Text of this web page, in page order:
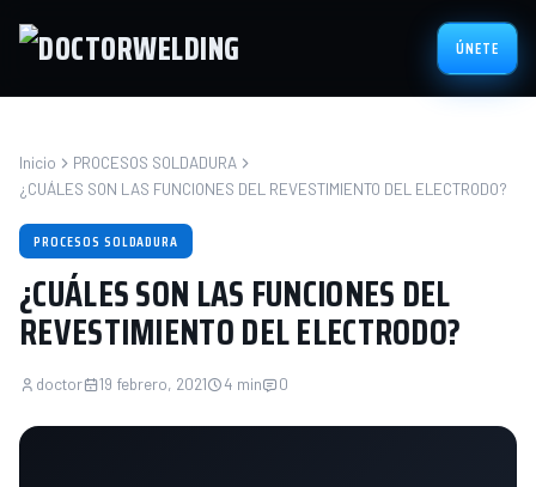
ÚNETE
Inicio
PROCESOS SOLDADURA
¿CUÁLES SON LAS FUNCIONES DEL REVESTIMIENTO DEL ELECTRODO?
PROCESOS SOLDADURA
¿CUÁLES SON LAS FUNCIONES DEL
REVESTIMIENTO DEL ELECTRODO?
doctor 19 febrero, 2021 4 min 0